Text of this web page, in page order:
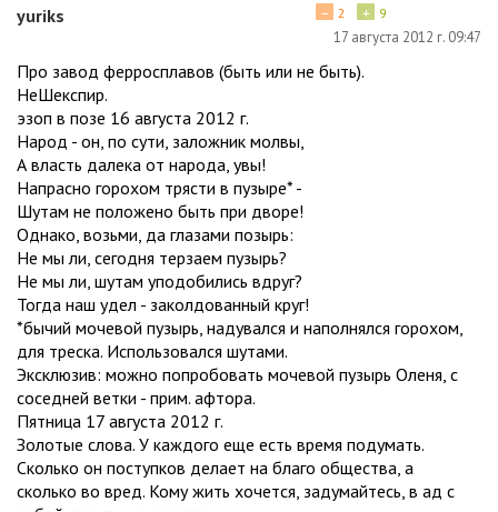
yuriks + 9
− 2
17 августа 2012 г. 09:47
Про завод ферросплавов (быть или не быть).
НеШекспир.
эзоп в позе 16 августа 2012 г.
Народ - он, по сути, заложник молвы,
А власть далека от народа, увы!
Напрасно горохом трясти в пузыре* -
Шутам не положено быть при дворе!
Однако, возьми, да глазами позырь:
Не мы ли, сегодня терзаем пузырь?
Не мы ли, шутам уподобились вдруг?
Тогда наш удел - заколдованный круг!
*бычий мочевой пузырь, надувался и наполнялся горохом,
для треска. Использовался шутами.
Эксклюзив: можно попробовать мочевой пузырь Оленя, с
соседней ветки - прим. афтора.
Пятница 17 августа 2012 г.
Золотые слова. У каждого еще есть время подумать.
Сколько он поступков делает на благо общества, а
сколько во вред. Кому жить хочется, задумайтесь, в ад с